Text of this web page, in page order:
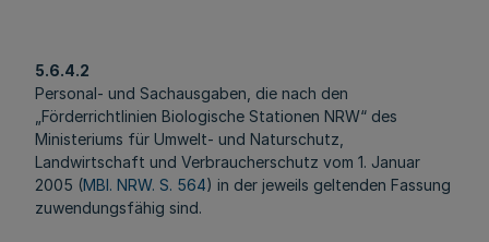
5.6.4.2
Personal- und Sachausgaben, die nach den
„Förderrichtlinien Biologische Stationen NRW“ des
Ministeriums für Umwelt- und Naturschutz,
Landwirtschaft und Verbraucherschutz vom 1. Januar
2005 (MBl. NRW. S. 564) in der jeweils geltenden Fassung
zuwendungsfähig sind.